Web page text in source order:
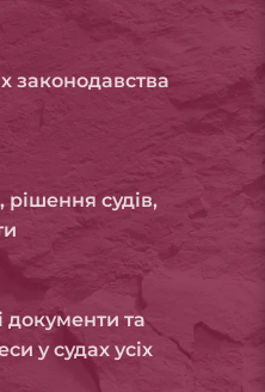
законодавства
рішення судів,
документи та
у судах усіх